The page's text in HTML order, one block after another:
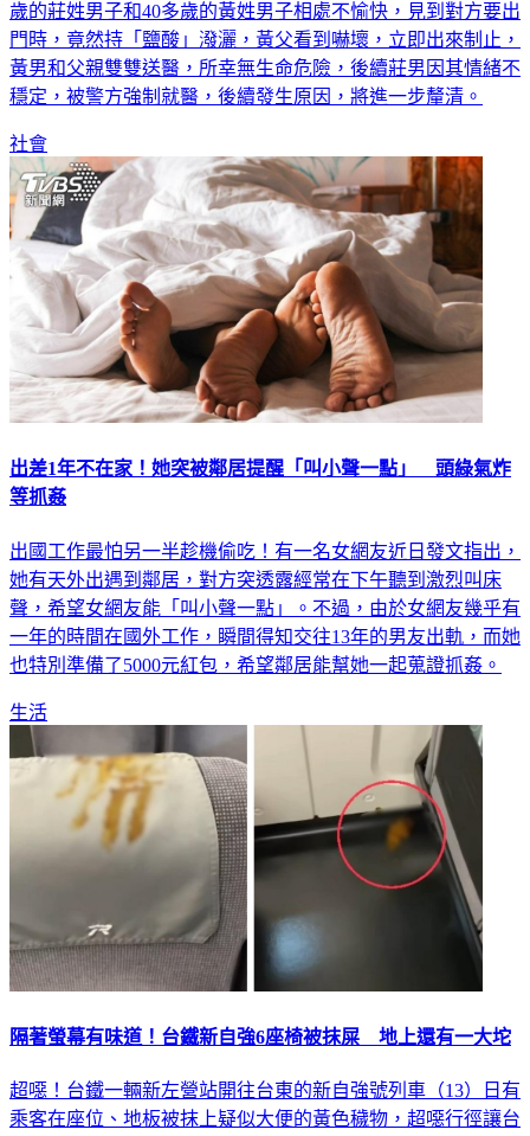
歲的莊姓男子和40多歲的黃姓男子相處不愉快，見到對方要出
門時，竟然持「鹽酸」潑灑，黃父看到嚇壞，立即出來制止，
黃男和父親雙雙送醫，所幸無生命危險，後續莊男因其情緒不
穩定，被警方強制就醫，後續發生原因，將進一步釐清。
社會
出差1年不在家！她突被鄰居提醒「叫小聲一點」 頭綠氣炸
等抓姦
出國工作最怕另一半趁機偷吃！有一名女網友近日發文指出，
她有天外出遇到鄰居，對方突透露經常在下午聽到激烈叫床
聲，希望女網友能「叫小聲一點」。不過，由於女網友幾乎有
一年的時間在國外工作，瞬間得知交往13年的男友出軌，而她
也特別準備了5000元紅包，希望鄰居能幫她一起蒐證抓姦。
生活
隔著螢幕有味道！台鐵新自強6座椅被抹屎 地上還有一大坨
超噁！台鐵一輛新左營站開往台東的新自強號列車（13）日有
乘客在座位、地板被抹上疑似大便的黃色穢物，超噁行徑讓台